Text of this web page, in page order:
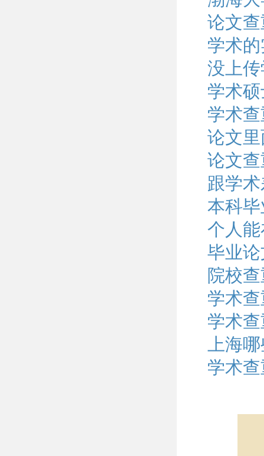
论文
学术
没上
学术
学术
论文
论文
跟学
本科
个人
毕业
院校
学术
学术
上海
学术